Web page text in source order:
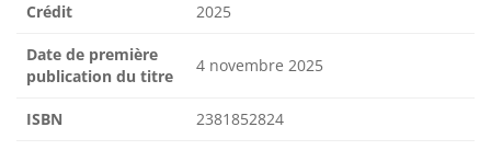
Crédit 2025
Date de première
publication du titre
4 novembre 2025
ISBN 2381852824